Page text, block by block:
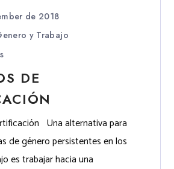
de 2018
y Trabajo
DE
Una alternativa para
de género persistentes en los
es trabajar hacia una